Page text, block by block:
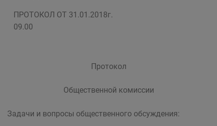
ПРОТОКОЛ ОТ 31.01.2018г.
09.00
Протокол
Общественной комиссии
Задачи и вопросы общественного обсуждения: